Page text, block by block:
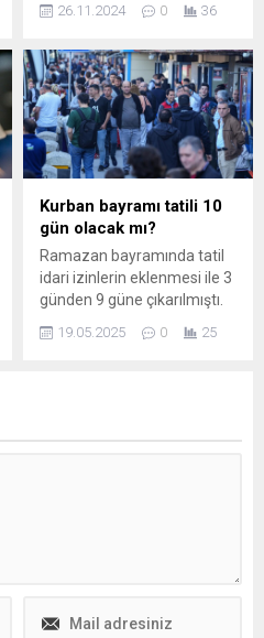
ölçüde uyduğunu denetliyor
raporları yayımlıyor.
Yayınlanan ifşa listelerinde
yer alan gıda ürünlerinden
çıkanlar ise halkı ...
26.11.2024 0 36
Kurban bayramı tatili 10
gün olacak mı?
Ramazan bayramında tatil
idari izinlerin eklenmesi ile 3
günden 9 güne çıkarılmıştı.
Kurban bayramında da
benzer bir uygulama yapılıp
19.05.2025 0 25